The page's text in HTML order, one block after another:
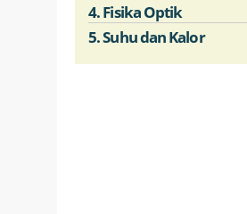
4. Fisika Optik
5. Suhu dan Kalor